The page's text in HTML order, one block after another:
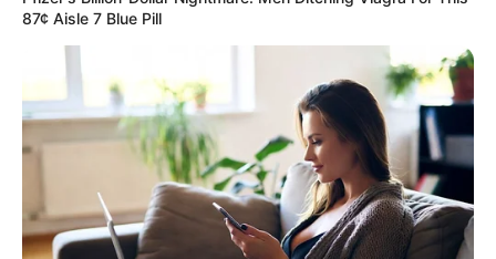
87¢ Aisle 7 Blue Pill